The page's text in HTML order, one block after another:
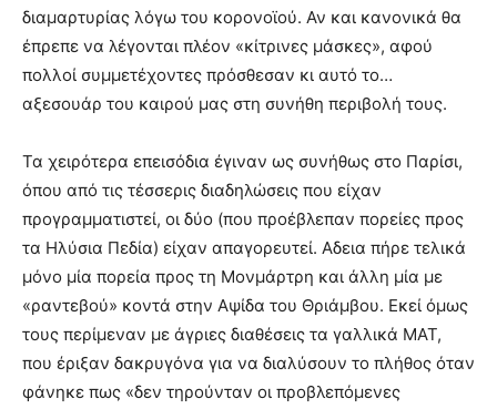
διαμαρτυρίας λόγω του κορονοϊού. Αν και κανονικά θα
έπρεπε να λέγονται πλέον «κίτρινες μάσκες», αφού
πολλοί συμμετέχοντες πρόσθεσαν κι αυτό το…
αξεσουάρ του καιρού μας στη συνήθη περιβολή τους.
Τα χειρότερα επεισόδια έγιναν ως συνήθως στο Παρίσι,
όπου από τις τέσσερις διαδηλώσεις που είχαν
προγραμματιστεί, οι δύο (που προέβλεπαν πορείες προς
τα Ηλύσια Πεδία) είχαν απαγορευτεί. Αδεια πήρε τελικά
μόνο μία πορεία προς τη Μονμάρτρη και άλλη μία με
«ραντεβού» κοντά στην Αψίδα του Θριάμβου. Εκεί όμως
τους περίμεναν με άγριες διαθέσεις τα γαλλικά ΜΑΤ,
που έριξαν δακρυγόνα για να διαλύσουν το πλήθος όταν
φάνηκε πως «δεν τηρούνταν οι προβλεπόμενες